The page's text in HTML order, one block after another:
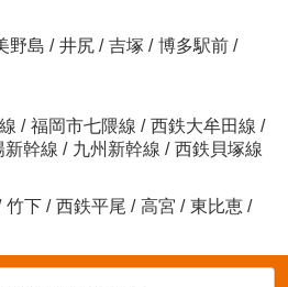
野島 / 井尻 / 吉塚 / 博多駅前 /
/ 福岡市七隈線 / 西鉄大牟田線 /
新幹線 / 九州新幹線 / 西鉄貝塚線
竹下 / 西鉄平尾 / 高宮 / 東比恵 /